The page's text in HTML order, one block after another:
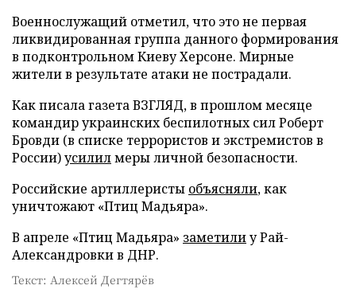
Военнослужащий отметил, что это не первая
ликвидированная группа данного формирования
в подконтрольном Киеву Херсоне. Мирные
жители в результате атаки не пострадали.
Как писала газета ВЗГЛЯД, в прошлом месяце
командир украинских беспилотных сил Роберт
Бровди (в списке террористов и экстремистов в
России)усилилмеры личной безопасности.
Российские артиллеристы объясняли, как
уничтожают «Птиц Мадьяра».
В апреле «Птиц Мадьяра» заметилиу Рай-
Александровки в ДНР.
Текст: Алексей Дегтярёв